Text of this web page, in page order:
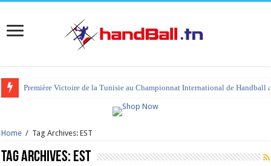
Première Victoire de la Tunisie au Championnat International de Handball
tournoi international Hammamet 2023 : programme et liste des joueurs
Home / Tag Archives: EST
Tag Archives: EST